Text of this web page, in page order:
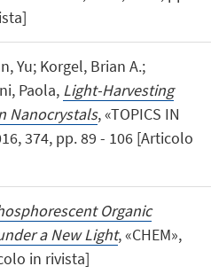
Yu; Korgel, Brian A.;
Paola, Light-Harvesting
Nanocrystals, «TOPICS IN
374, pp. 89 - 106 [Articolo
Organic
a New Light, «CHEM»,
in rivista]